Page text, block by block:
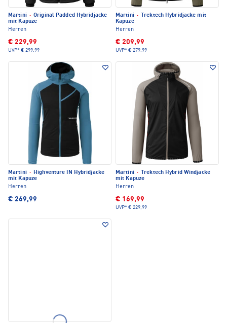
Martini · Original Padded Hybridjacke
mit Kapuze
Herren
€ 229,99
UVP* € 299,99
Martini ·
Trektech Hybridjacke mit
Kapuze
Herren
€ 209,99
UVP* € 279,99
Martini · Highventure IN Hybridjacke
mit Kapuze
Herren
€ 269,99
Martini ·
Trektech Hybrid Windjacke
mit Kapuze
Herren
€ 169,99
UVP* € 229,99